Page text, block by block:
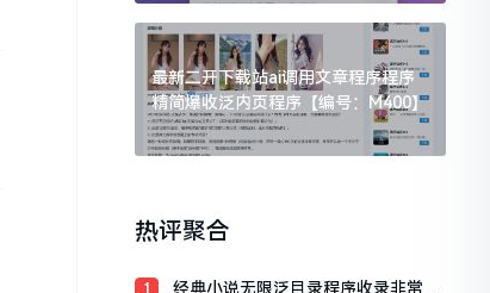
最新二开下载站ai调用文章程序程序
精简爆收泛内页程序【编号：M400】
热评聚合
1
经典小说无限泛目录程序收录非常不